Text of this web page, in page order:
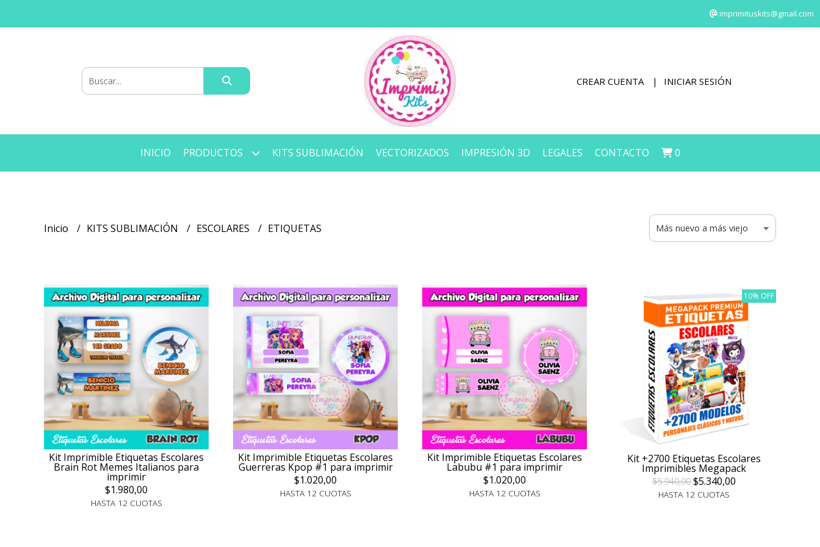
imprimituskits@gmail.com
CREAR CUENTA INICIAR SESIÓN
INICIO PRODUCTOS KITS SUBLIMACIÓN VECTORIZADOS IMPRESIÓN 3D LEGALES CONTACTO 0
Inicio KITS SUBLIMACIÓN ESCOLARES ETIQUETAS
Kit Imprimible Etiquetas Escolares
Brain Rot Memes Italianos para
imprimir
$1.980,00
HASTA 12 CUOTAS
Kit Imprimible Etiquetas Escolares
Guerreras Kpop #1 para imprimir
$1.020,00
HASTA 12 CUOTAS
Kit Imprimible Etiquetas Escolares
Labubu #1 para imprimir
$1.020,00
HASTA 12 CUOTAS
10% OFF
Kit +2700 Etiquetas Escolares
Imprimibles Megapack
$5.940,00$5.340,00
HASTA 12 CUOTAS